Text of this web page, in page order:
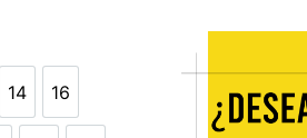
14
14
16
16